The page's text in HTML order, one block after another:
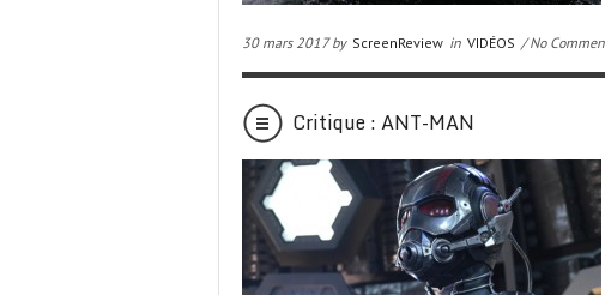
30 mars 2017 by ScreenReview in VIDÉOS / No
Critique : ANT-MAN